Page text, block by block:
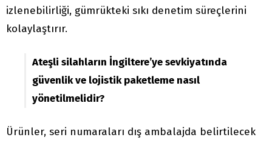
izlenebilirliği, gümrükteki sıkı denetim süreçlerini
kolaylaştırır.
Ateşli silahların İngiltere’ye sevkiyatında
güvenlik ve lojistik paketleme nasıl
yönetilmelidir?
Ürünler, seri numaraları dış ambalajda belirtilecek